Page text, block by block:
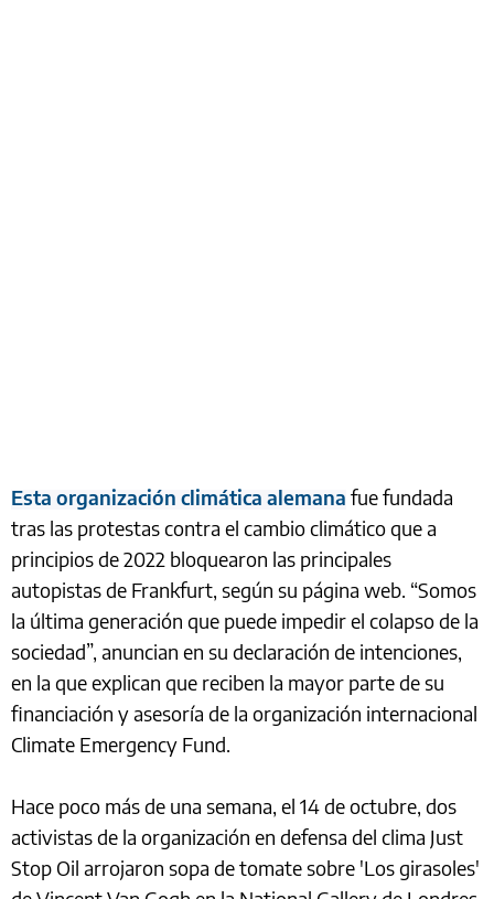
Esta organización climática alemana fue fundada
tras las protestas contra el cambio climático que a
principios de 2022 bloquearon las principales
autopistas de Frankfurt, según su página web. “Somos
la última generación que puede impedir el colapso de la
sociedad”, anuncian en su declaración de intenciones,
en la que explican que reciben la mayor parte de su
financiación y asesoría de la organización internacional
Climate Emergency Fund.
Hace poco más de una semana, el 14 de octubre, dos
activistas de la organización en defensa del clima Just
Stop Oil arrojaron sopa de tomate sobre 'Los girasoles'